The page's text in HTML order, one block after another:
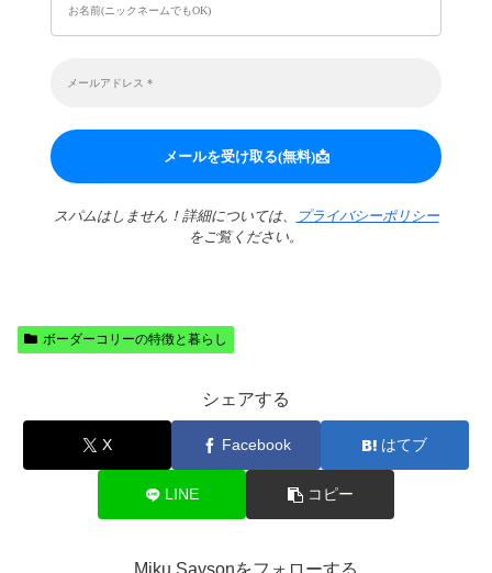
スパムはしません！詳細については、
プライバシーポリシー
をご覧ください。
ボーダーコリーの特徴と暮らし
シェアする
X Facebook はてブ
LINE コピー